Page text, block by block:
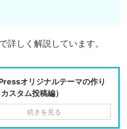
で詳しく解説しています。
オリジナルテーマの作り
スタム投稿編）
続きを見る